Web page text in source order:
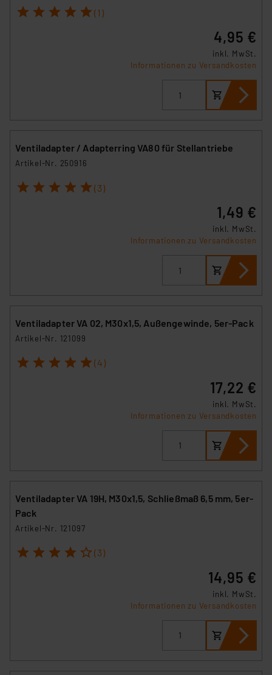
Impressum|Datenschutzerklärung
1 2 3 4 5 (1)
4,95 €
inkl. MwSt.
Informationen zu Versandkosten
Ventiladapter / Adapterring VA80 für Stellantriebe
Artikel-Nr. 250916
1 2 3 4 5 (3)
1,49 €
inkl. MwSt.
Informationen zu Versandkosten
Ventiladapter VA 02, M30x1,5, Außengewinde, 5er-Pack
Artikel-Nr. 121099
1 2 3 4 5 (4)
17,22 €
inkl. MwSt.
Informationen zu Versandkosten
Ventiladapter VA 19H, M30x1,5, Schließmaß 6,5 mm, 5er-
Pack
Artikel-Nr. 121097
1 2 3 4 5 (3)
14,95 €
inkl. MwSt.
Informationen zu Versandkosten